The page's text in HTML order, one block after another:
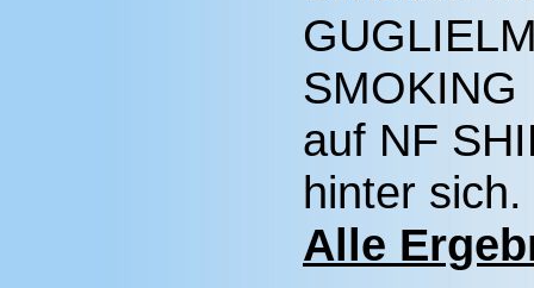
SMOKING
auf NF
hinter sich.
Alle